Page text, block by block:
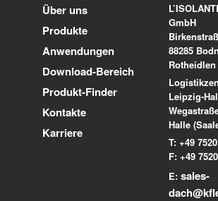
Über uns
Produkte
Anwendungen
Download-Bereich
Produkt-Finder
Kontakte
Karriere
GmbH
88285
Rotheidlen
Leipzig-
Halle
T: +49
F: +49
E: sales-